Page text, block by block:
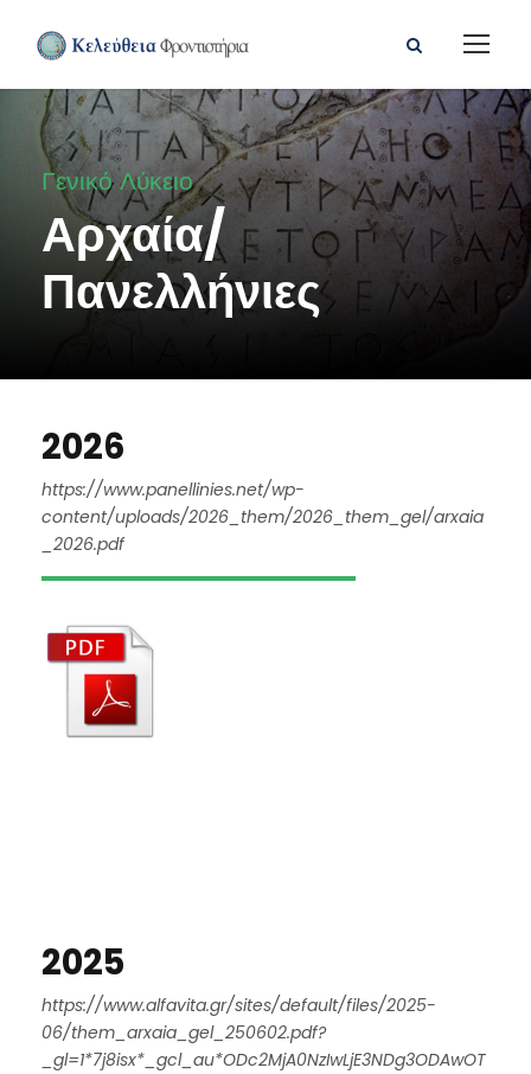
Γενικό Λύκειο
Αρχαία/
Πανελλήνιες
2026
https://www.panellinies.net/wp-
content/uploads/2026_them/2026_them_gel/arxaia
_2026.pdf
2025
https://www.alfavita.gr/sites/default/files/2025-
06/them_arxaia_gel_250602.pdf?
_gl=1*7j8isx*_gcl_au*ODc2MjA0NzIwLjE3NDg3ODAwOT